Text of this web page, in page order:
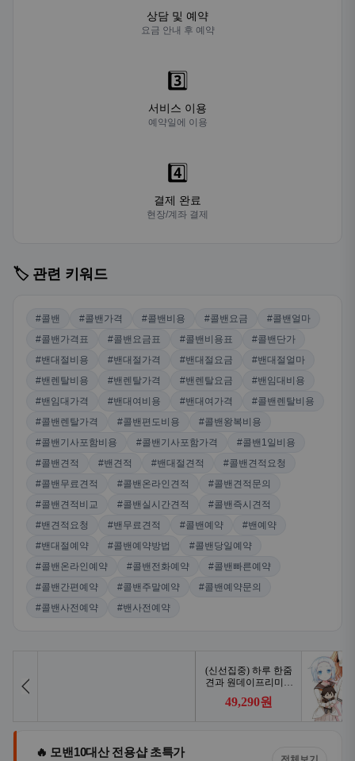
상담 및 예약
요금 안내 후 예약
3️⃣
서비스 이용
예약일에 이용
4️⃣
결제 완료
현장/계좌 결제
🏷️ 관련 키워드
#콜밴 #콜밴가격 #콜밴비용 #콜밴요금
#콜밴얼마
#콜밴가격표
#콜밴요금표 #콜밴비용표
#콜밴단가
#밴대절비용
#밴대절가격 #밴대절요금
#밴대절얼마
#밴렌탈비용
#밴렌탈가격 #밴렌탈요금
#밴임대비용
#밴임대가격
#밴대여비용 #밴대여가격
#콜밴렌탈비용
#콜밴렌탈가격
#콜밴편도비용
#콜밴왕복비용
#콜밴기사포함비용
#콜밴기사포함가격
#콜밴1일비용
#콜밴견적
#밴견적 #밴대절견적
#콜밴견적요청
#콜밴무료견적
#콜밴온라인견적
#콜밴견적문의
#콜밴견적비교
#콜밴실시간견적
#콜밴즉시견적
#밴견적요청
#밴무료견적 #콜밴예약
#밴예약
#밴대절예약
#콜밴예약방법
#콜밴당일예약
#콜밴온라인예약
#콜밴전화예약
#콜밴빠른예약
#콜밴간편예약
#콜밴주말예약
#콜밴예약문의
#콜밴사전예약
#밴사전예약
🔥 모밴10대산 전용샵 초특가